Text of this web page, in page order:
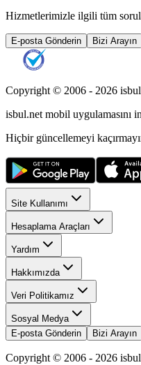
Hizmetlerimizle ilgili tüm
E-posta Gönderin Bizi Arayın
Copyright © 2006 - 2026
isbul.net mobil uygulamasını
Hiçbir güncellemeyi
Site Kullanımı
Hesaplama Araçları
Yardım
Hakkımızda
Veri Politikamız
Sosyal Medya
E-posta Gönderin
Bizi Arayın
Copyright © 2006 - 2026